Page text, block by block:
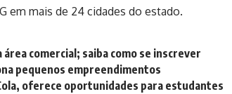
em mais de 24 cidades do estado.
área comercial; saiba como se inscrever
pequenos empreendimentos
oferece oportunidades para estudantes